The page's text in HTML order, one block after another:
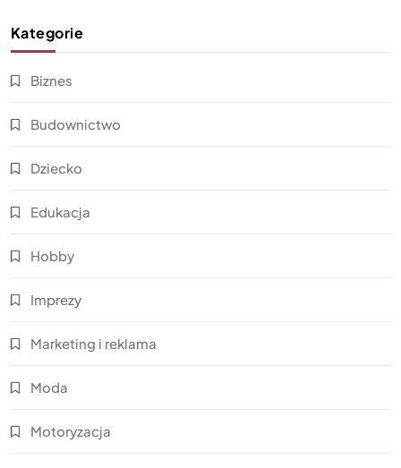
Kategorie
Biznes
Budownictwo
Dziecko
Edukacja
Hobby
Imprezy
Marketing i reklama
Moda
Motoryzacja